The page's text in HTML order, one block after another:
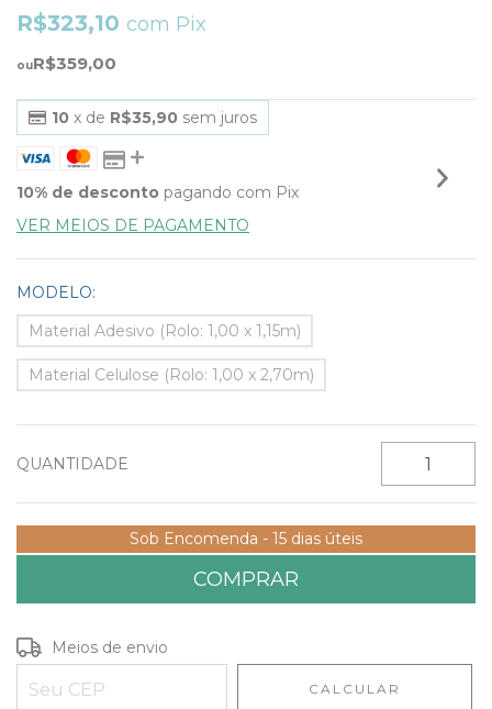
R$359,00
R$323,10 com Pix
10 x de R$35,90 sem juros
10% de desconto pagando com Pix
VER MEIOS DE PAGAMENTO
MODELO:
Material Adesivo (Rolo: 1,00 x 1,15m)
Material Celulose (Rolo: 1,00 x 2,70m)
QUANTIDADE
Sob Encomenda - 15 dias úteis
Entregas para o CEP:
Meios de envio
CALCULAR